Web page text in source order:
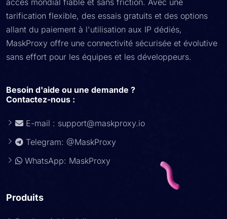
accès mondial fiable et sans friction. Avec une
tarification flexible, des essais gratuits et des options
allant du paiement à l'utilisation aux IP dédiés,
MaskProxy offre une connectivité sécurisée et évolutive
sans effort pour les équipes et les développeurs.
Besoin d'aide ou une demande ?
Contactez-nous :
E-mail : support@maskproxy.io
Telegram: @MaskProxy
WhatsApp: MaskProxy
Produits